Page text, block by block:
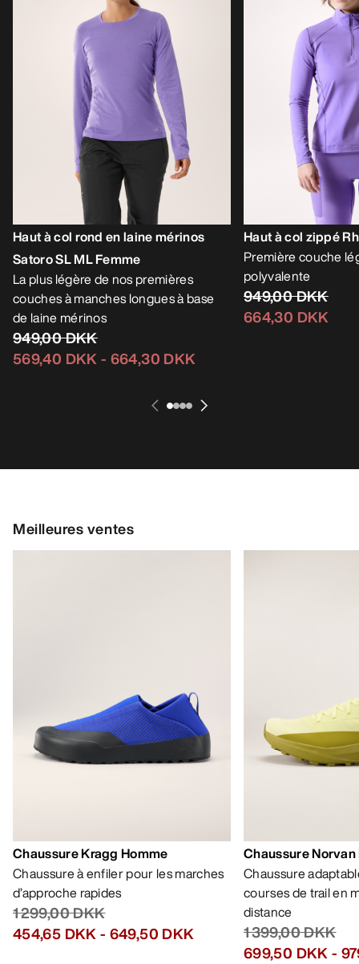
Haut à col rond en laine mérinos
Satoro SL ML Femme
La plus légère de nos premières
couches à manches longues à base
de laine mérinos
949,00 DKK
569,40 DKK- 664,30 DKK
Haut à col zippé
Première couche
polyvalente
949,00 DKK
664,30 DKK
Meilleures ventes
Chaussure Kragg Homme
Chaussure à enfiler pour les marches
d’approche rapides
1 299,00 DKK
454,65 DKK- 649,50 DKK
Chaussure
Chaussure
courses de trail en
distance
1 399,00 DKK
699,50 DKK-